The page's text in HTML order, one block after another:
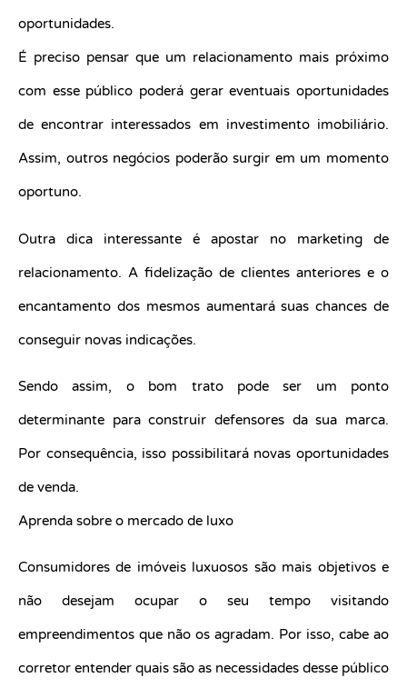
oportunidades.
É preciso pensar que um relacionamento mais próximo
com esse público poderá gerar eventuais oportunidades
de encontrar interessados em investimento imobiliário.
Assim, outros negócios poderão surgir em um momento
oportuno.
Outra dica interessante é apostar no marketing de
relacionamento. A fidelização de clientes anteriores e o
encantamento dos mesmos aumentará suas chances de
conseguir novas indicações.
Sendo assim, o bom trato pode ser um ponto
determinante para construir defensores da sua marca.
Por consequência, isso possibilitará novas oportunidades
de venda.
Aprenda sobre o mercado de luxo
Consumidores de imóveis luxuosos são mais objetivos e
não desejam ocupar o seu tempo visitando
empreendimentos que não os agradam. Por isso, cabe ao
corretor entender quais são as necessidades desse público